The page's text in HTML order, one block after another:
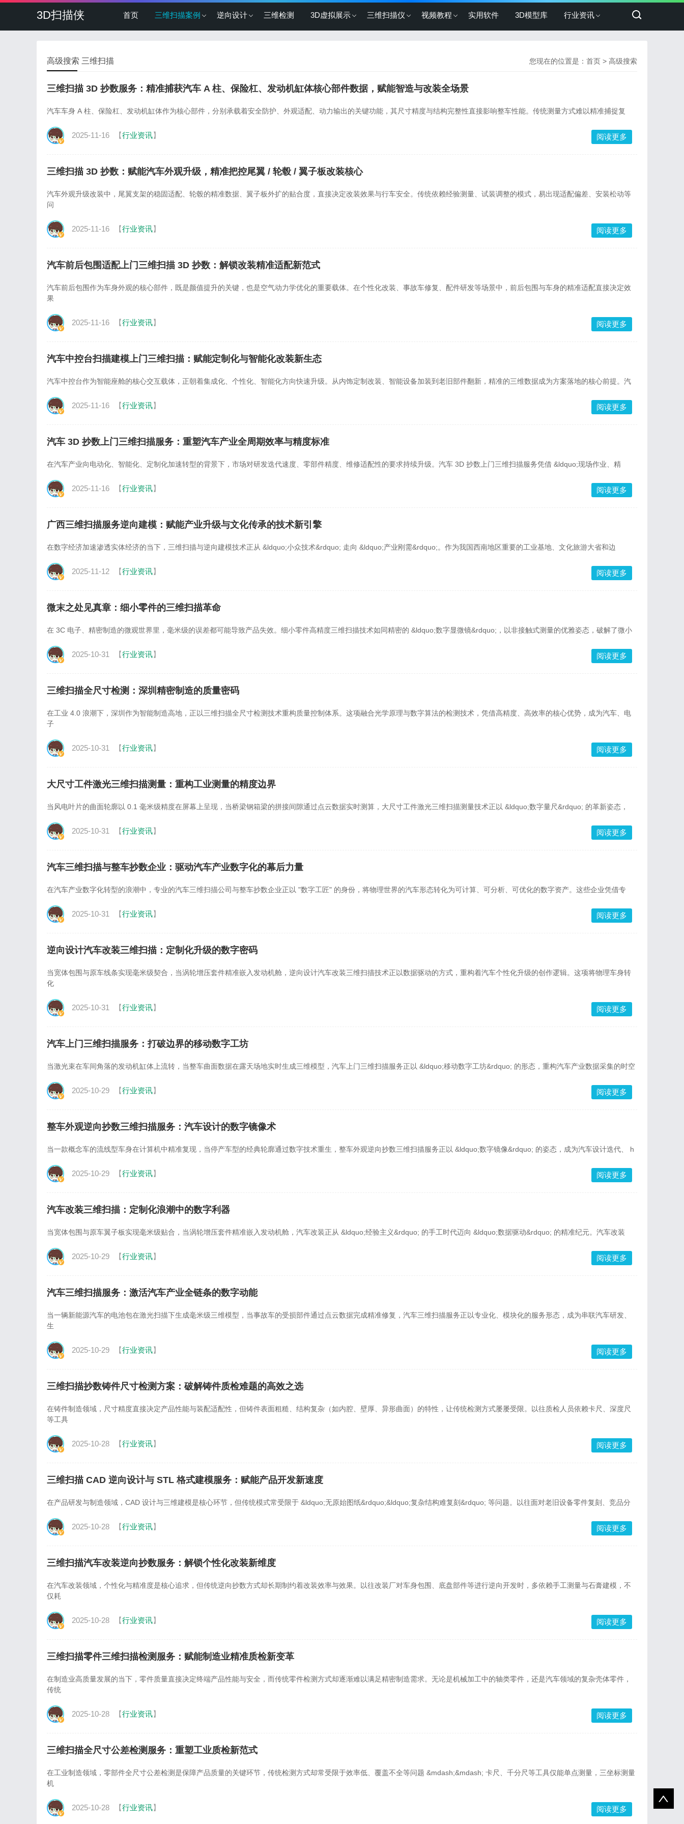
3D扫描侠 首页 三维扫描案例 逆向设计 三维检测 3D虚拟展示 三维扫描仪 视频教程 实用软件 3D模型库 行业资讯
您现在的位置是： 首页 > 高级搜索
高级搜索 三维扫描
三维扫描 3D 抄数服务：精准捕获汽车 A 柱、保险杠、发动机缸体核心部件数据，赋能智造与改装全场景
汽车车身 A 柱、保险杠、发动机缸体作为核心部件，分别承载着安全防护、外观适配、动力输出的关键功能，其尺寸精度与结构完整性直接影响整车性能。传统测量方式难以精准捕捉复
2025-11-16 【行业资讯】 阅读更多
三维扫描 3D 抄数：赋能汽车外观升级，精准把控尾翼 / 轮毂 / 翼子板改装核心
汽车外观升级改装中，尾翼支架的稳固适配、轮毂的精准数据、翼子板外扩的贴合度，直接决定改装效果与行车安全。传统依赖经验测量、试装调整的模式，易出现适配偏差、安装松动等
问
2025-11-16 【行业资讯】 阅读更多
汽车前后包围适配上门三维扫描 3D 抄数：解锁改装精准适配新范式
汽车前后包围作为车身外观的核心部件，既是颜值提升的关键，也是空气动力学优化的重要载体。在个性化改装、事故车修复、配件研发等场景中，前后包围与车身的精准适配直接决定效
果
2025-11-16 【行业资讯】 阅读更多
汽车中控台扫描建模上门三维扫描：赋能定制化与智能化改装新生态
汽车中控台作为智能座舱的核心交互载体，正朝着集成化、个性化、智能化方向快速升级。从内饰定制改装、智能设备加装到老旧部件翻新，精准的三维数据成为方案落地的核心前提。汽
2025-11-16 【行业资讯】 阅读更多
汽车 3D 抄数上门三维扫描服务：重塑汽车产业全周期效率与精度标准
在汽车产业向电动化、智能化、定制化加速转型的背景下，市场对研发迭代速度、零部件精度、维修适配性的要求持续升级。汽车 3D 抄数上门三维扫描服务凭借 &ldquo;现场作业、精
2025-11-16 【行业资讯】 阅读更多
广西三维扫描服务逆向建模：赋能产业升级与文化传承的技术新引擎
在数字经济加速渗透实体经济的当下，三维扫描与逆向建模技术正从 &ldquo;小众技术&rdquo; 走向 &ldquo;产业刚需&rdquo;。作为我国西南地区重要的工业基地、文化旅游大省和边
2025-11-12 【行业资讯】 阅读更多
微末之处见真章：细小零件的三维扫描革命
在 3C 电子、精密制造的微观世界里，毫米级的误差都可能导致产品失效。细小零件高精度三维扫描技术如同精密的 &ldquo;数字显微镜&rdquo;，以非接触式测量的优雅姿态，破解了微小
2025-10-31 【行业资讯】 阅读更多
三维扫描全尺寸检测：深圳精密制造的质量密码
在工业 4.0 浪潮下，深圳作为智能制造高地，正以三维扫描全尺寸检测技术重构质量控制体系。这项融合光学原理与数字算法的检测技术，凭借高精度、高效率的核心优势，成为汽车、电
子
2025-10-31 【行业资讯】 阅读更多
大尺寸工件激光三维扫描测量：重构工业测量的精度边界
当风电叶片的曲面轮廓以 0.1 毫米级精度在屏幕上呈现，当桥梁钢箱梁的拼接间隙通过点云数据实时测算，大尺寸工件激光三维扫描测量技术正以 &ldquo;数字量尺&rdquo; 的革新姿态，
2025-10-31 【行业资讯】 阅读更多
汽车三维扫描与整车抄数企业：驱动汽车产业数字化的幕后力量
在汽车产业数字化转型的浪潮中，专业的汽车三维扫描公司与整车抄数企业正以 "数字工匠" 的身份，将物理世界的汽车形态转化为可计算、可分析、可优化的数字资产。这些企业凭借专
2025-10-31 【行业资讯】 阅读更多
逆向设计汽车改装三维扫描：定制化升级的数字密码
当宽体包围与原车线条实现毫米级契合，当涡轮增压套件精准嵌入发动机舱，逆向设计汽车改装三维扫描技术正以数据驱动的方式，重构着汽车个性化升级的创作逻辑。这项将物理车身转
化
2025-10-31 【行业资讯】 阅读更多
汽车上门三维扫描服务：打破边界的移动数字工坊
当激光束在车间角落的发动机缸体上流转，当整车曲面数据在露天场地实时生成三维模型，汽车上门三维扫描服务正以 &ldquo;移动数字工坊&rdquo; 的形态，重构汽车产业数据采集的时空
2025-10-29 【行业资讯】 阅读更多
整车外观逆向抄数三维扫描服务：汽车设计的数字镜像术
当一款概念车的流线型车身在计算机中精准复现，当停产车型的经典轮廓通过数字技术重生，整车外观逆向抄数三维扫描服务正以 &ldquo;数字镜像&rdquo; 的姿态，成为汽车设计迭代、 h
2025-10-29 【行业资讯】 阅读更多
汽车改装三维扫描：定制化浪潮中的数字利器
当宽体包围与原车翼子板实现毫米级贴合，当涡轮增压套件精准嵌入发动机舱，汽车改装正从 &ldquo;经验主义&rdquo; 的手工时代迈向 &ldquo;数据驱动&rdquo; 的精准纪元。汽车改装
2025-10-29 【行业资讯】 阅读更多
汽车三维扫描服务：激活汽车产业全链条的数字动能
当一辆新能源汽车的电池包在激光扫描下生成毫米级三维模型，当事故车的受损部件通过点云数据完成精准修复，汽车三维扫描服务正以专业化、模块化的服务形态，成为串联汽车研发、
生
2025-10-29 【行业资讯】 阅读更多
三维扫描抄数铸件尺寸检测方案：破解铸件质检难题的高效之选
在铸件制造领域，尺寸精度直接决定产品性能与装配适配性，但铸件表面粗糙、结构复杂（如内腔、壁厚、异形曲面）的特性，让传统检测方式屡屡受限。以往质检人员依赖卡尺、深度尺
等工具
2025-10-28 【行业资讯】 阅读更多
三维扫描 CAD 逆向设计与 STL 格式建模服务：赋能产品开发新速度
在产品研发与制造领域，CAD 设计与三维建模是核心环节，但传统模式常受限于 &ldquo;无原始图纸&rdquo;&ldquo;复杂结构难复刻&rdquo; 等问题。以往面对老旧设备零件复刻、竞品分
2025-10-28 【行业资讯】 阅读更多
三维扫描汽车改装逆向抄数服务：解锁个性化改装新维度
在汽车改装领域，个性化与精准度是核心追求，但传统逆向抄数方式却长期制约着改装效率与效果。以往改装厂对车身包围、底盘部件等进行逆向开发时，多依赖手工测量与石膏建模，不
仅耗
2025-10-28 【行业资讯】 阅读更多
三维扫描零件三维扫描检测服务：赋能制造业精准质检新变革
在制造业高质量发展的当下，零件质量直接决定终端产品性能与安全，而传统零件检测方式却逐渐难以满足精密制造需求。无论是机械加工中的轴类零件，还是汽车领域的复杂壳体零件，
传统
2025-10-28 【行业资讯】 阅读更多
三维扫描全尺寸公差检测服务：重塑工业质检新范式
在工业制造领域，零部件全尺寸公差检测是保障产品质量的关键环节，传统检测方式却常受限于效率低、覆盖不全等问题 &mdash;&mdash; 卡尺、千分尺等工具仅能单点测量，三坐标测量
机
2025-10-28 【行业资讯】 阅读更多